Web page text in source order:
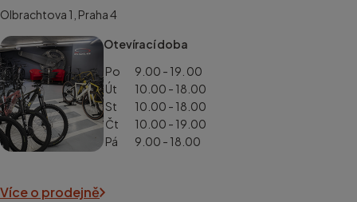
Olbrachtova 1, Praha 4
Otevírací doba
Po
9.00 - 19. 00
Út
10.00 - 18.00
St
10.00 - 18.00
Čt
10.00 - 19.00
Pá
9.00 - 18.00
Více o prodejně